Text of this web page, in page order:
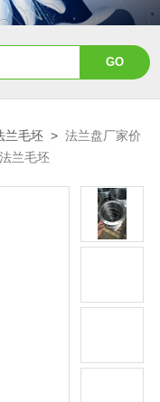
兰毛坯 >法兰盘厂家价
兰毛坯